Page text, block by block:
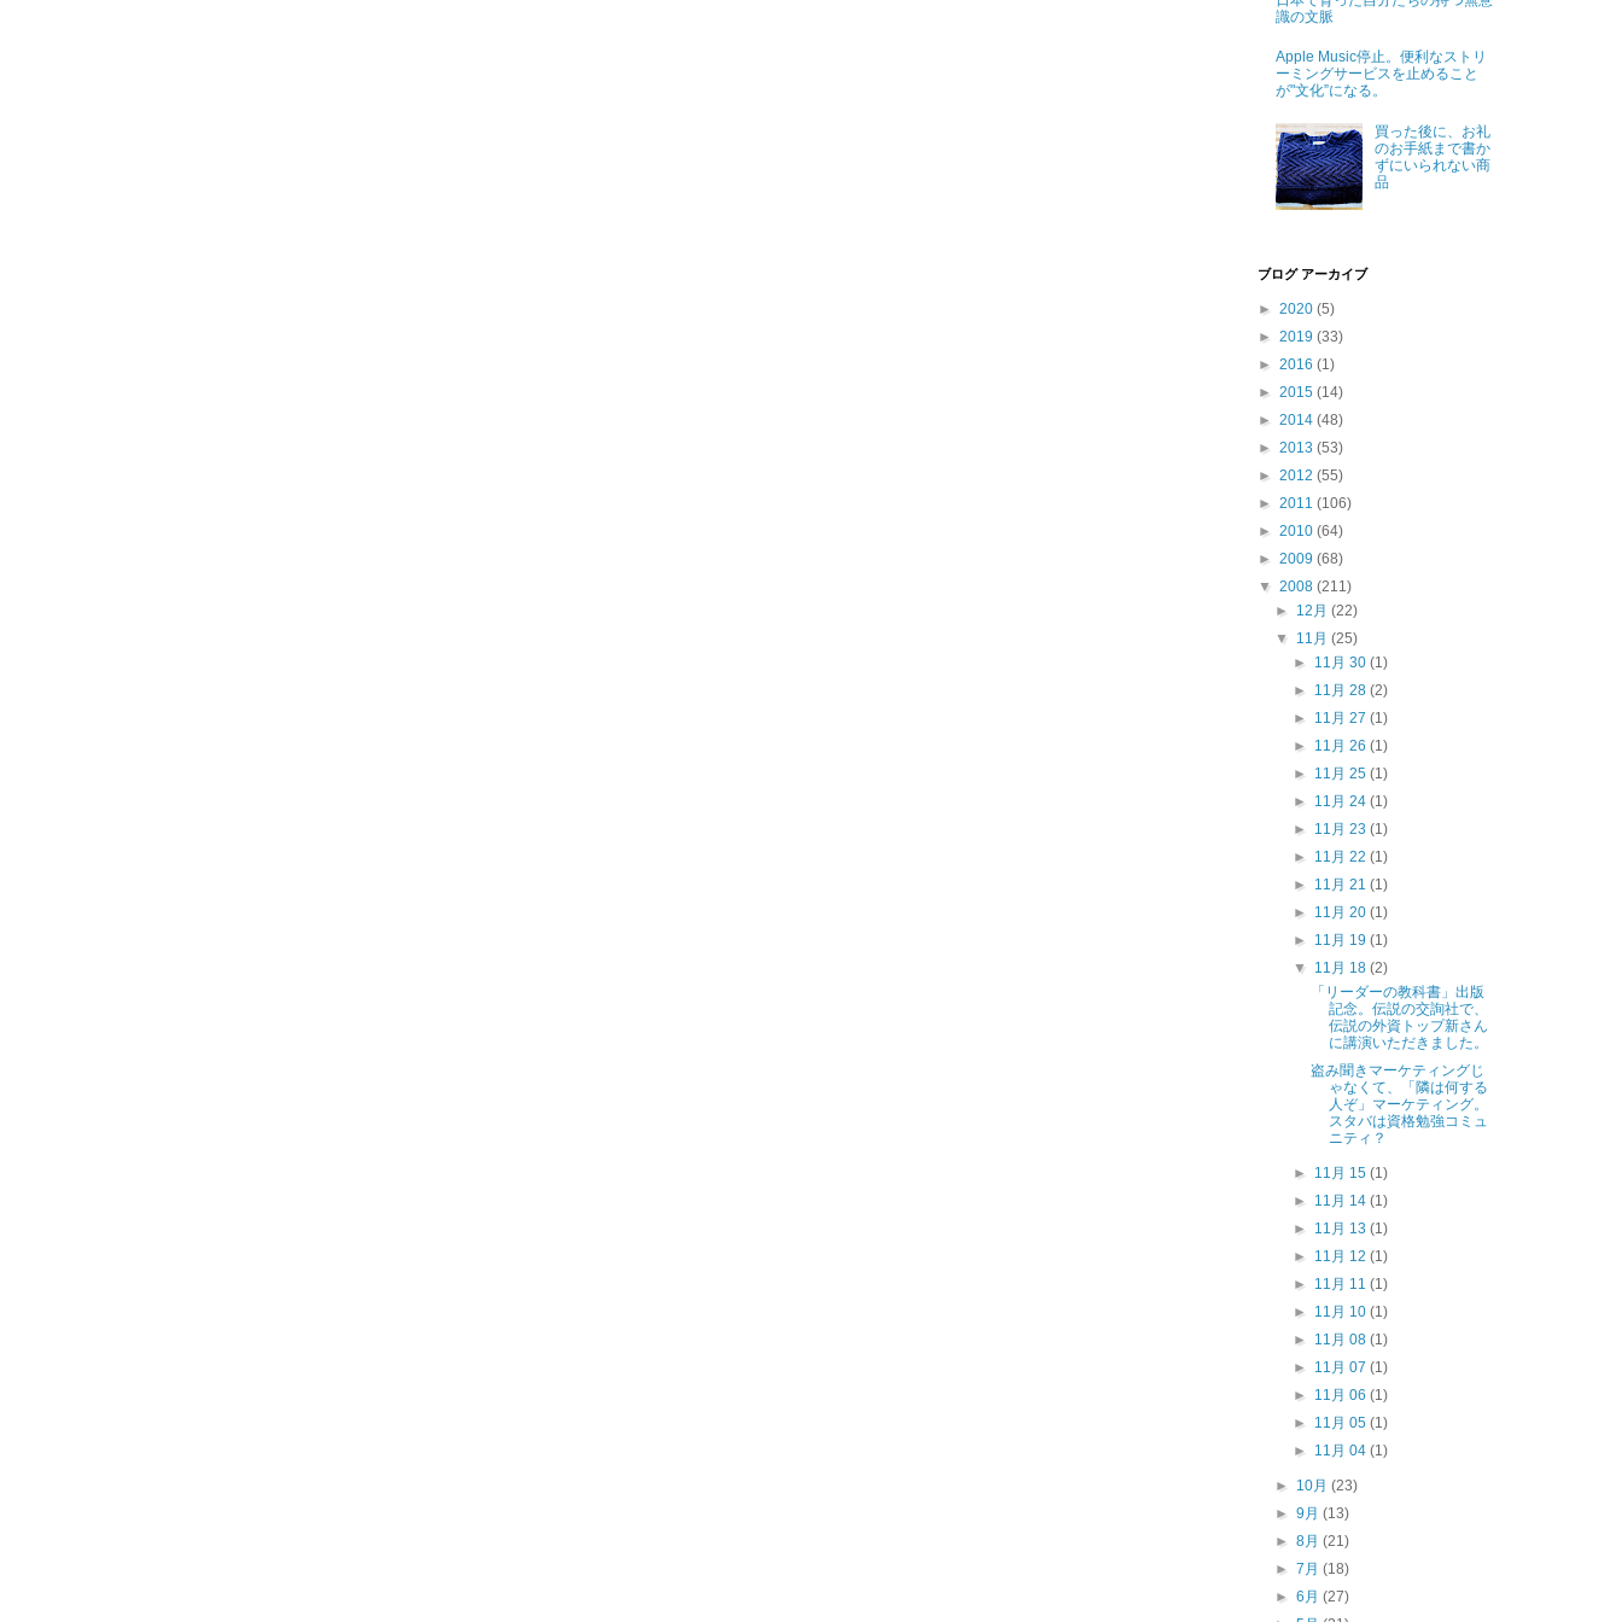
識の文脈
Apple Music停止。便利なストリ
ーミングサービスを止めること
が"文化”になる。
買った後に、お礼
のお手紙まで書か
ずにいられない商
品
ブログ アーカイブ
► 2020 (5)
► 2019 (33)
► 2016 (1)
► 2015 (14)
► 2014 (48)
► 2013 (53)
► 2012 (55)
► 2011 (106)
► 2010 (64)
► 2009 (68)
▼ 2008 (211)
► 12月(22)
▼ 11月(25)
► 11月 30 (1)
► 11月 28 (2)
► 11月 27 (1)
► 11月 26 (1)
► 11月 25 (1)
► 11月 24 (1)
► 11月 23 (1)
► 11月 22 (1)
► 11月 21 (1)
► 11月 20 (1)
► 11月 19 (1)
▼ 11月 18 (2)
「リーダーの教科書」出版
記念。伝説の交詢社で、
伝説の外資トップ新さん
に講演いただきました。
盗み聞きマーケティングじ
ゃなくて、「隣は何する
人ぞ」マーケティング。
スタバは資格勉強コミュ
ニティ？
► 11月 15 (1)
► 11月 14 (1)
► 11月 13 (1)
► 11月 12 (1)
► 11月 11 (1)
► 11月 10 (1)
► 11月 08 (1)
► 11月 07 (1)
► 11月 06 (1)
► 11月 05 (1)
► 11月 04 (1)
► 10月(23)
►9月(13)
►8月(21)
►7月(18)
►6月(27)